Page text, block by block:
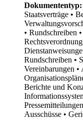
Dokumententyp:
Staatsverträge •
• Rundschreiben
Rundschreiben •
Vereinbarungen •
Berichte und
Pressemitteilungen
Ausschüsse •